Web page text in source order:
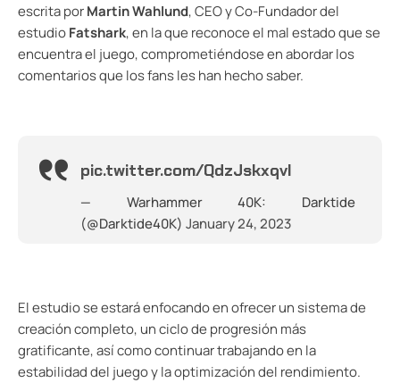
escrita porMartin Wahlund, CEO y Co-Fundador del
estudioFatshark, en la que reconoce el mal estado que se
encuentra el juego, comprometiéndose en abordar los
comentarios que los fans les han hecho saber.
pic.twitter.com/QdzJskxqvI
— Warhammer 40K: Darktide
(@Darktide40K) January 24, 2023
El estudio se estará enfocando en ofrecer un sistema de
creación completo, un ciclo de progresión más
gratificante, así como continuar trabajando en la
estabilidad del juego y la optimización del rendimiento.